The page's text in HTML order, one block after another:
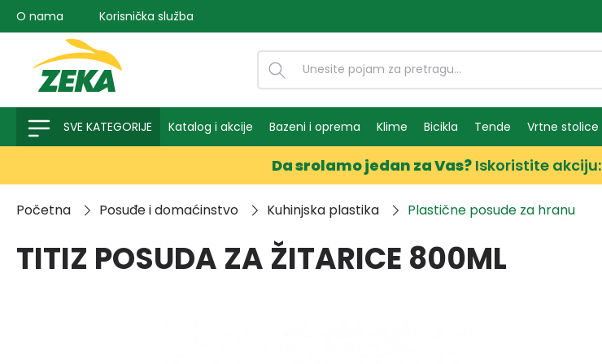
pretragu Preskoči na glavnu navigaciju
O nama Korisnička služba
SVE KATEGORIJE Katalog i akcije Bazeni i oprema Klime Bicikla Tende Vrtne stolice
Da srolamo jedan za Vas? Iskoristite akciju:
Početna Posuđe i domaćinstvo Kuhinjska plastika Plastične posude za hranu
TITIZ POSUDA ZA ŽITARICE 800ML